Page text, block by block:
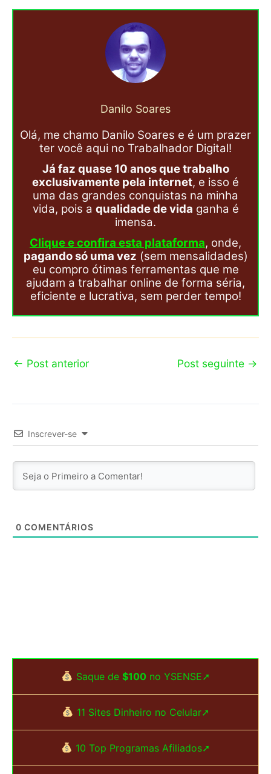
Danilo Soares
Olá, me chamo Danilo Soares e é um prazer
ter você aqui no Trabalhador Digital!
Já faz quase 10 anos que trabalho
exclusivamente pela internet, e isso é
uma das grandes conquistas na minha
vida, pois a qualidade de vida ganha é
imensa.
Clique e confira esta plataforma, onde,
pagando só uma vez (sem mensalidades)
eu compro ótimas ferramentas que me
ajudam a trabalhar online de forma séria,
eficiente e lucrativa, sem perder tempo!
← Post anterior Post seguinte →
Inscrever-se
0 COMENTÁRIOS
Saque de $100no YSENSE➚
11 Sites Dinheiro no Celular➚
10 Top Programas Afiliados➚